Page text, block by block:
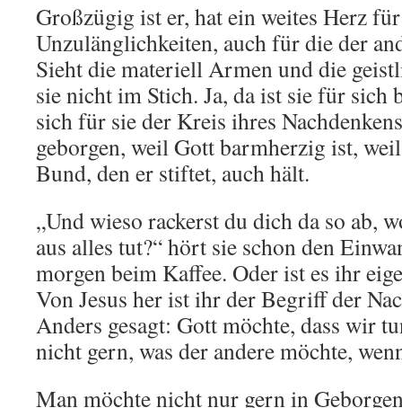
Großzügig ist er, hat ein weites Herz
Unzulänglichkeiten, auch für die der
Sieht die materiell Armen und die
sie nicht im Stich. Ja, da ist sie für sich
sich für sie der Kreis ihres
geborgen, weil Gott barmherzig ist,
Bund, den er stiftet, auch hält.
„Und wieso rackerst du dich da so ab,
aus alles tut?“ hört sie schon den
morgen beim Kaffee. Oder ist es ihr
Von Jesus her ist ihr der Begriff der
Anders gesagt: Gott möchte, dass wir
nicht gern, was der andere möchte,
Man möchte nicht nur gern in